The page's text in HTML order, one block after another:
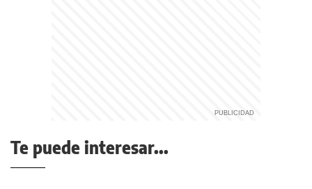
Te puede interesar...